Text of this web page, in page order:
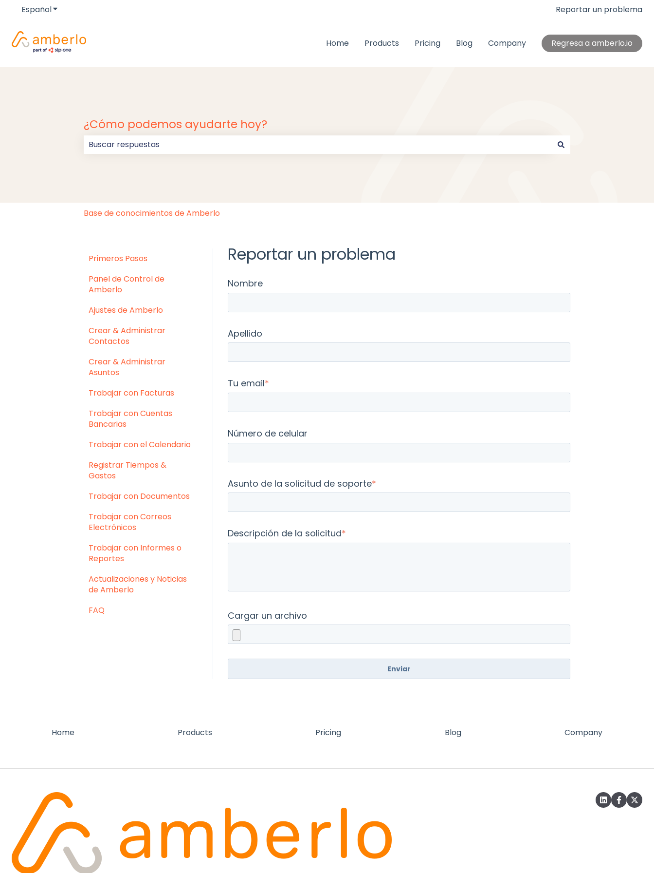
EspañolTraducciones de Mostrar submenú de Reportar un problema
Home Products Pricing Blog Company Regresa a amberlo.io
¿Cómo podemos ayudarte hoy?
Base de conocimientos de Amberlo
Reportar un problema
Nombre
Apellido
Tu email*
Número de celular
Asunto de la solicitud de soporte*
Descripción de la solicitud*
Cargar un archivo
Primeros Pasos
Panel de Control de
Amberlo
Ajustes de Amberlo
Crear & Administrar
Contactos
Crear & Administrar
Asuntos
Trabajar con Facturas
Trabajar con Cuentas
Bancarias
Trabajar con el Calendario
Registrar Tiempos &
Gastos
Trabajar con Documentos
Trabajar con Correos
Electrónicos
Trabajar con Informes o
Reportes
Actualizaciones y Noticias
de Amberlo
FAQ
Home Products Pricing Blog Company